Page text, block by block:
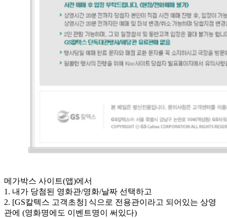
메가박스 사이트(앱)에서
1. 내가 당첨된 영화관/영화/날짜 선택하고
2. [GS칼텍스 고객초청] 식으로 전용관이라고 되어있는 상영
관에 (영화명에도 이벤트명이 써있다)